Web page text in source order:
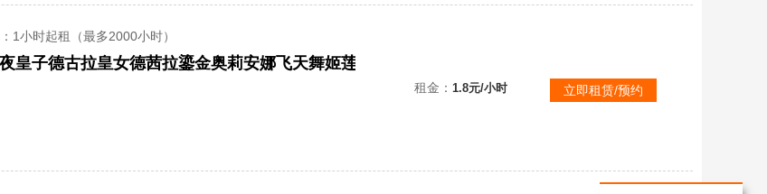
：1小时起租（最多2000小时）
租金： 1.8元/小时 立即租赁/预约